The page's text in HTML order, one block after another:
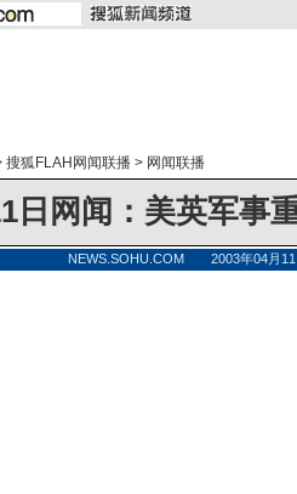
搜狐FLAH网闻联播 > 网闻联播
日网闻：美英军事
NEWS.SOHU.COM 2003年04月